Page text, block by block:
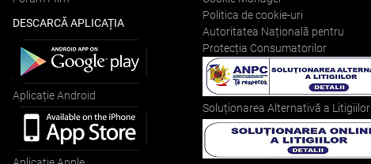
DESCARCĂ APLICAȚIA
Aplicație Android
Politica de cookie-uri
Autoritatea Națională pentru
Protecția Consumatorilor
Soluționarea Alternativă a Litigiilor